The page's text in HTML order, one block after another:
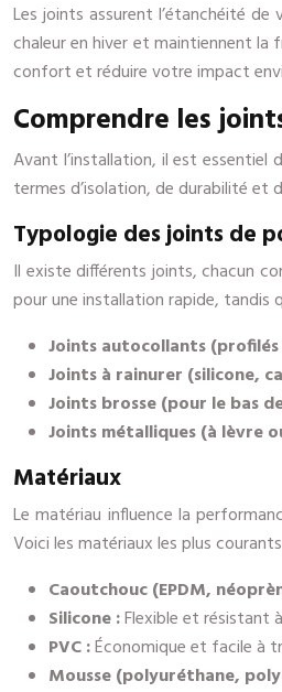
Les joints assurent l’étanchéité
chaleur en hiver et maintiennent
confort et réduire votre impact
Comprendre les
Avant l’installation, il est
termes d’isolation, de durabilité et
Typologie des joints de
Il existe différents joints, chacun
pour une installation rapide, tandis
Joints autocollants (profilés
Joints à rainurer (silicone,
Joints brosse (pour le bas
Joints métalliques (à lèvre
Matériaux
Le matériau influence la
Voici les matériaux les plus
Caoutchouc (EPDM,
Silicone :Flexible et résistant
PVC :Économique et facile à
Mousse (polyuréthane,